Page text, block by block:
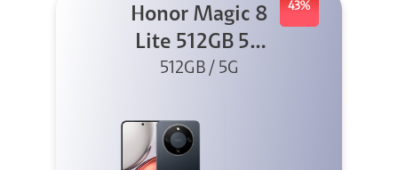
43%
Honor Magic 8
Lite 512GB 5G
Negro + X8I
512GB / 5G